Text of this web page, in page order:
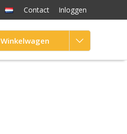
Contact Inloggen
Winkelwagen